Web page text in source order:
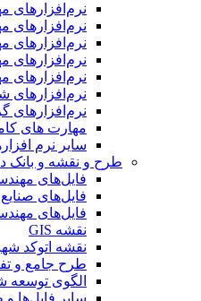
نرم‌افزارهای
نرم‌افزارهای
نرم‌افزارهای
نرم‌افزارهای
نرم‌افزارهای
نرم‌افزارهای شیمی
نرم‌افزارهای
مهارت های
سایر نرم افزارها
طرح و نقشه و بانک داده
فایل‌های مهندسی
فایل‌های صنایع
فایل‌های مهندسی
نقشه GIS
نقشه اتوکد شهری
طرح جامع و
الگوی توسعه شهر